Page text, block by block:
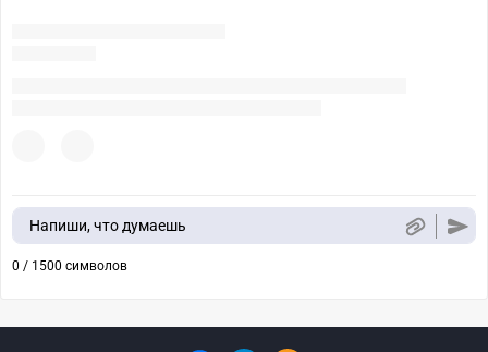
Напиши, что думаешь
0 / 1500 символов